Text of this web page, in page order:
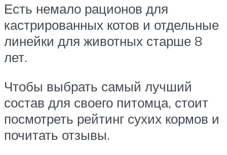
Есть немало рационов для
кастрированных котов и отдельные
линейки для животных старше 8
лет.
Чтобы выбрать самый лучший
состав для своего питомца, стоит
посмотреть рейтинг сухих кормов и
почитать отзывы.